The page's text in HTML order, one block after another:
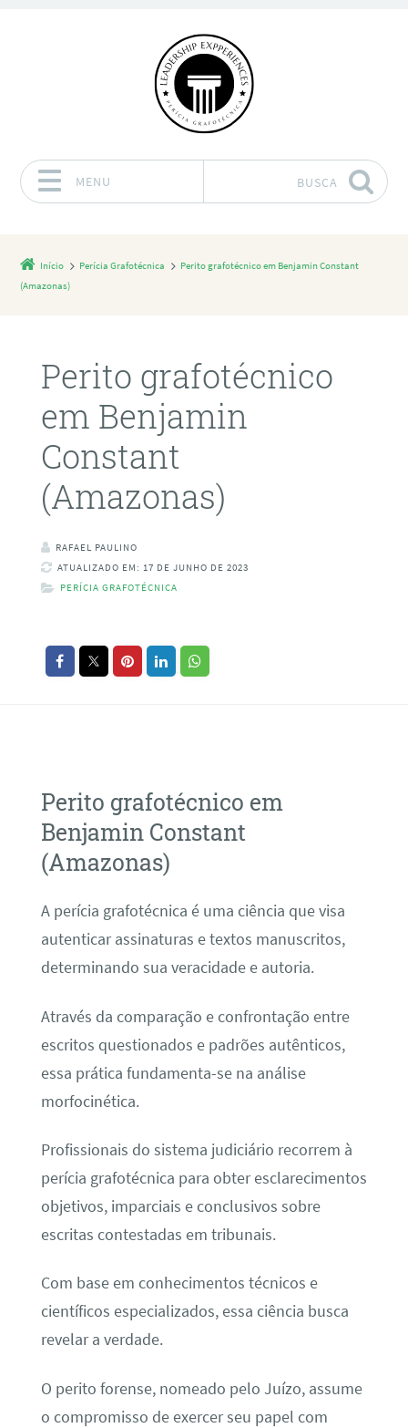
MENU BUSCA
Início Perícia Grafotécnica
Perito grafotécnico em Benjamin Constant
(Amazonas)
Perito grafotécnico
em Benjamin
Constant
(Amazonas)
RAFAEL PAULINO
ATUALIZADO EM: 17 DE JUNHO DE 2023
PERÍCIA GRAFOTÉCNICA
Perito grafotécnico em
Benjamin Constant
(Amazonas)
A perícia grafotécnica é uma ciência que visa
autenticar assinaturas e textos manuscritos,
determinando sua veracidade e autoria.
Através da comparação e confrontação entre
escritos questionados e padrões autênticos,
essa prática fundamenta-se na análise
morfocinética.
Profissionais do sistema judiciário recorrem à
perícia grafotécnica para obter esclarecimentos
objetivos, imparciais e conclusivos sobre
escritas contestadas em tribunais.
Com base em conhecimentos técnicos e
científicos especializados, essa ciência busca
revelar a verdade.
O perito forense, nomeado pelo Juízo, assume
o compromisso de exercer seu papel com